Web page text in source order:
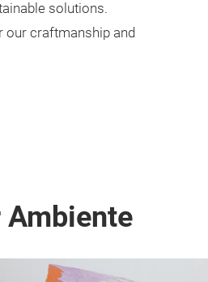
solutions.
our craftmanship and